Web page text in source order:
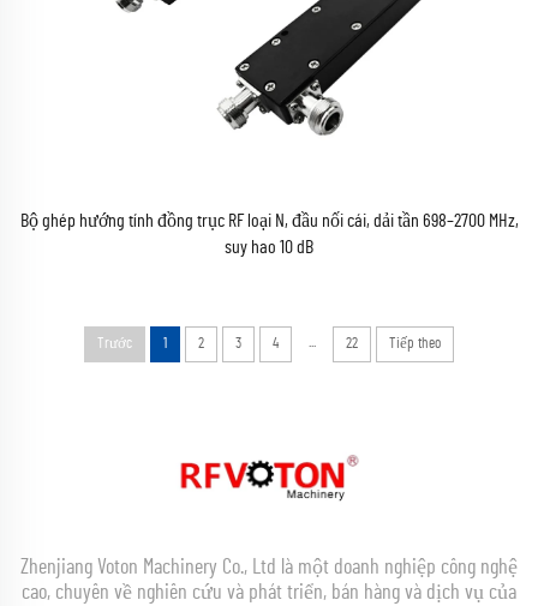
Bộ ghép hướng tính đồng trục RF loại N, đầu nối cái, dải tần 698–2700 MHz,
suy hao 10 dB
Trước 1 2 3 4 ... 22 Tiếp theo
Zhenjiang Voton Machinery Co., Ltd là một doanh nghiệp công nghệ
cao, chuyên về nghiên cứu và phát triển, bán hàng và dịch vụ của